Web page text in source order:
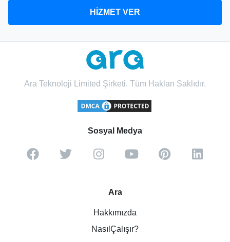
HİZMET VER
Ara Teknoloji Limited Şirketi. Tüm Hakları Saklıdır.
Sosyal Medya
Ara
Hakkımızda
NasılÇalışır?